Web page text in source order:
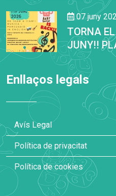
07 juny
TORNA
JUNY!!
Enllaços legals
Avís Legal
Política de privacitat
Política de cookies